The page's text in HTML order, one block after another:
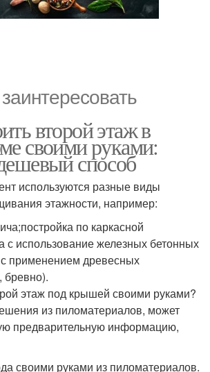
второй этаж в
своими руками:
способ
используются разные виды
этажности, например:
по каркасной
с использование железных бетонных
с применением древесных
бревно).
этаж под крышей своими руками?
из пиломатериалов, может
предварительную информацию,
своими руками из пиломатериалов.